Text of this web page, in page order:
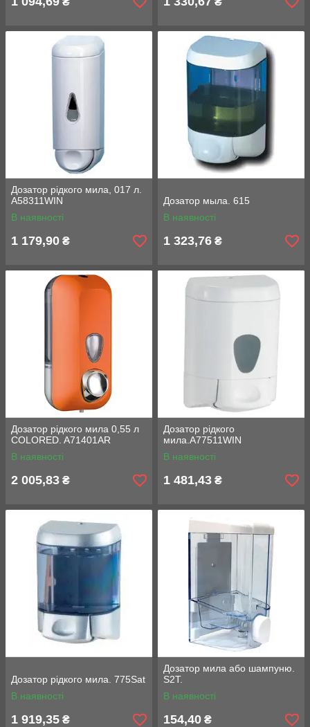
Дозатор рідкого мила, 017 л.
A58311WIN
В наявності
1 179,90 ₴
Дозатор мыла. 615
В наявності
1 323,76 ₴
Дозатор рідкого мила 0,55 л
COLORED. A71401AR
В наявності
2 005,83 ₴
Дозатор рідкого
мила.A77511WIN
В наявності
1 481,43 ₴
Дозатор рідкого мила. 775Sat
В наявності
1 919,35 ₴
Дозатор мила або шампуню.
S2T.
В наявності
154,40 ₴